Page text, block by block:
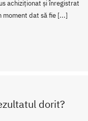
achiziționat și înregistrat
moment dat să fie [...]
dorit?